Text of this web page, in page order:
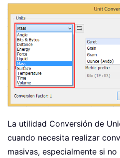
La utilidad Conversión de
cuando necesita realizar
masivas, especialmente si